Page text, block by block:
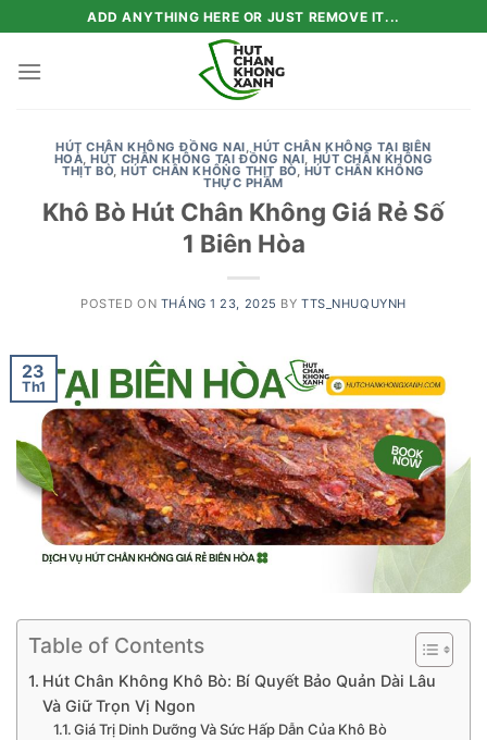
to
content
ADD ANYTHING HERE OR JUST REMOVE IT...
HÚT CHÂN KHÔNG ĐỒNG NAI,HÚT CHÂN KHÔNG TẠI BIÊN
HOÀ,HÚT CHÂN KHÔNG TẠI ĐỒNG NAI, HÚT CHÂN KHÔNG
THỊT BÒ,HÚT CHÂN KHÔNG THỊT BÒ, HÚT CHÂN KHÔNG
THỰC PHẨM
Khô Bò Hút Chân Không Giá Rẻ Số
1 Biên Hòa
POSTED ON THÁNG 1 23, 2025 BYTTS_NHUQUYNH
23
Th1
Table of Contents
Hút Chân Không Khô Bò: Bí Quyết Bảo Quản Dài Lâu
Và Giữ Trọn Vị Ngon
Giá Trị Dinh Dưỡng Và Sức Hấp Dẫn Của Khô Bò